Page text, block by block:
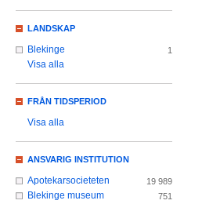
LANDSKAP
Blekinge 1
Visa alla
FRÅN TIDSPERIOD
Visa alla
ANSVARIG INSTITUTION
Apotekarsocieteten 19 989
Blekinge museum 751